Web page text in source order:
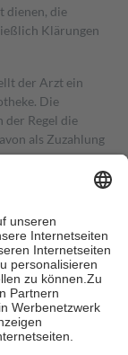
dienen, die
Klärungen
der Arzt ein
Die
Regel die
als Zuzahlung
von zehn
die tatsächlichen
Apotheken.
die
Euro je
Gesundheit zu
unterstützen,